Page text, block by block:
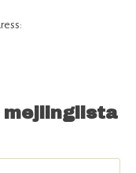
mejlinglista